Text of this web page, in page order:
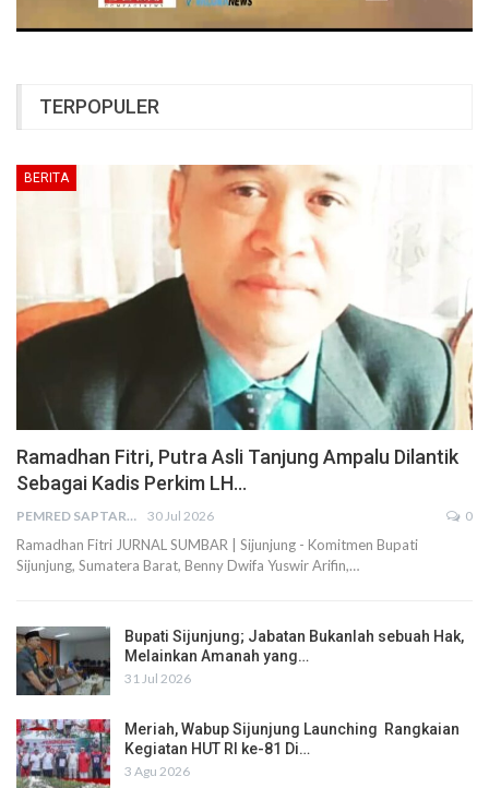
TERPOPULER
BERITA
Ramadhan Fitri, Putra Asli Tanjung Ampalu Dilantik
Sebagai Kadis Perkim LH…
PEMRED SAPTARIUS 30 Jul 2026 0
Ramadhan Fitri JURNAL SUMBAR | Sijunjung - Komitmen Bupati
Sijunjung, Sumatera Barat, Benny Dwifa Yuswir Arifin,…
Bupati Sijunjung; Jabatan Bukanlah sebuah Hak,
Melainkan Amanah yang…
31 Jul 2026
Meriah, Wabup Sijunjung Launching Rangkaian
Kegiatan HUT RI ke-81 Di…
3 Agu 2026